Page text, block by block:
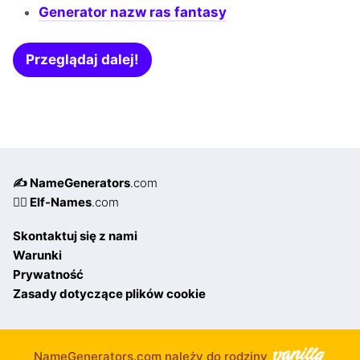
Generator nazw ras fantasy
Przeglądaj dalej!
✍️ NameGenerators.com
🧝‍♀️ Elf-Names.com
Skontaktuj się z nami
Warunki
Prywatność
Zasady dotyczące plików cookie
NameGenerators.com należy do rodziny